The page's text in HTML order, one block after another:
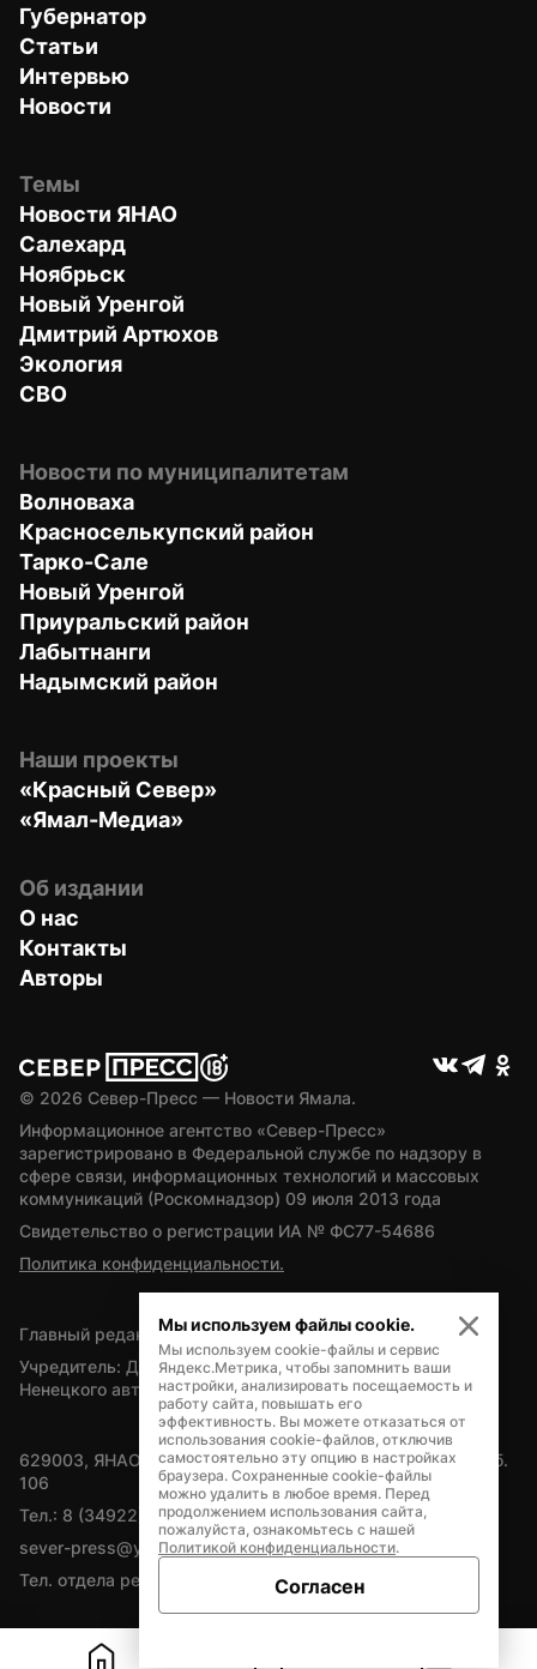
Губернатор
Статьи
Интервью
Новости
Темы
Новости ЯНАО
Салехард
Ноябрьск
Новый Уренгой
Дмитрий Артюхов
Экология
СВО
Новости по муниципалитетам
Волноваха
Красноселькупский район
Тарко-Сале
Новый Уренгой
Приуральский район
Лабытнанги
Надымский район
Наши проекты
«Красный Север»
«Ямал-Медиа»
Об издании
О нас
Контакты
Авторы
© 2026 Север-Пресс — Новости Ямала.
Информационное агентство «Север-Пресс»
зарегистрировано в Федеральной службе по надзору в
сфере связи, информационных технологий и массовых
коммуникаций (Роскомнадзор) 09 июля 2013 года
Свидетельство о регистрации ИА № ФС77-54686
Политика конфиденциальности.
Главный редактор — А.Л. Поздеев
Учредитель: Департамент внутренней политики Ямало-
Ненецкого автономного округа
629003, ЯНАО, Салехард, мкр. Богдана Кнунянца, д.1, каб.
106
Тел.: 8 (34922) 71262
sever-press@yamal-media.ru
Тел. отдела рекламы: 8 (34922) 42728
Мы используем файлы cookie.
Мы используем cookie-файлы и сервис
Яндекс.Метрика, чтобы запомнить ваши
настройки, анализировать посещаемость и
работу сайта, повышать его
эффективность. Вы можете отказаться от
использования cookie-файлов, отключив
самостоятельно эту опцию в настройках
браузера. Сохраненные cookie-файлы
можно удалить в любое время. Перед
продолжением использования сайта,
пожалуйста, ознакомьтесь с нашей
Политикой конфиденциальности.
Согласен